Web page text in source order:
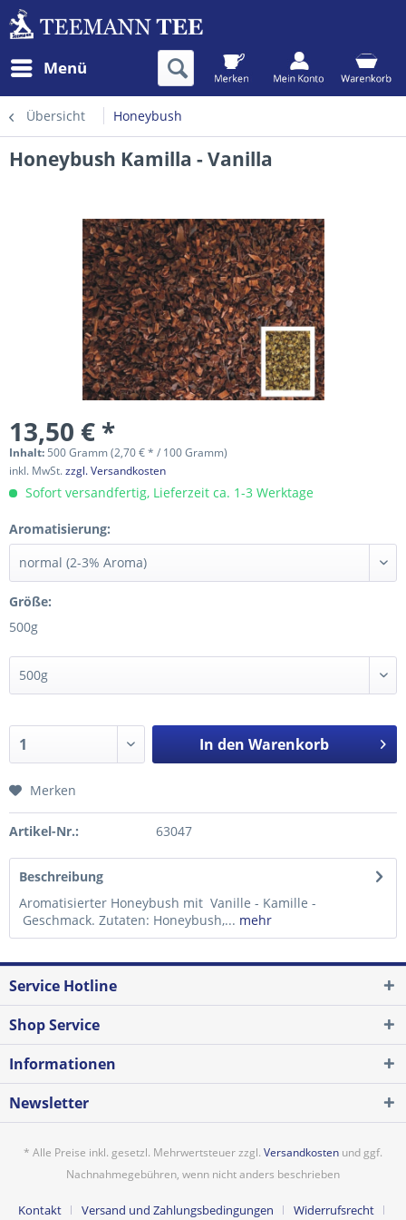
Menü
Übersicht Honeybush
Honeybush Kamilla - Vanilla
13,50 € *
Inhalt: 500 Gramm (2,70 € * / 100 Gramm)
inkl. MwSt.zzgl. Versandkosten
Sofort versandfertig, Lieferzeit ca. 1-3 Werktage
Aromatisierung:
Größe:
500g
In den Warenkorb
Merken
Artikel-Nr.: 63047
Beschreibung
Aromatisierter Honeybush mit Vanille - Kamille -
Geschmack. Zutaten: Honeybush,... mehr
Service Hotline
Shop Service
Informationen
Newsletter
* Alle Preise inkl. gesetzl. Mehrwertsteuer zzgl. Versandkosten und ggf.
Nachnahmegebühren, wenn nicht anders beschrieben
Kontakt Versand und Zahlungsbedingungen Widerrufsrecht